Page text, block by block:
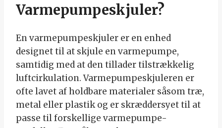
Varmepumpeskjuler?
En varmepumpeskjuler er en enhed
designet til at skjule en varmepumpe,
samtidig med at den tillader tilstrækkelig
luftcirkulation. Varmepumpeskjuleren er
ofte lavet af holdbare materialer såsom træ,
metal eller plastik og er skræddersyet til at
passe til forskellige varmepumpe-